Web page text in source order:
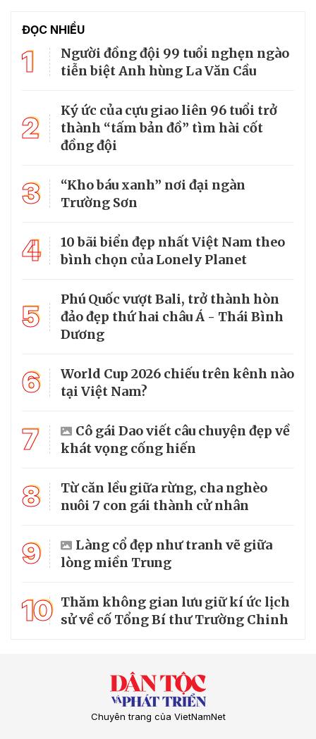
ĐỌC NHIỀU
1
Người đồng đội 99 tuổi nghẹn ngào
tiễn biệt Anh hùng La Văn Cầu
2
Ký ức của cựu giao liên 96 tuổi trở
thành “tấm bản đồ” tìm hài cốt
đồng đội
3
“Kho báu xanh” nơi đại ngàn
Trường Sơn
4
10 bãi biển đẹp nhất Việt Nam theo
bình chọn của Lonely Planet
5
Phú Quốc vượt Bali, trở thành hòn
đảo đẹp thứ hai châu Á - Thái Bình
Dương
6
World Cup 2026 chiếu trên kênh nào
tại Việt Nam?
7
Cô gái Dao viết câu chuyện đẹp về
khát vọng cống hiến
8
Từ căn lều giữa rừng, cha nghèo
nuôi 7 con gái thành cử nhân
9
Làng cổ đẹp như tranh vẽ giữa
lòng miền Trung
10 Thăm không gian lưu giữ kí ức lịch
sử về cố Tổng Bí thư Trường Chinh
Chuyên trang của VietNamNet